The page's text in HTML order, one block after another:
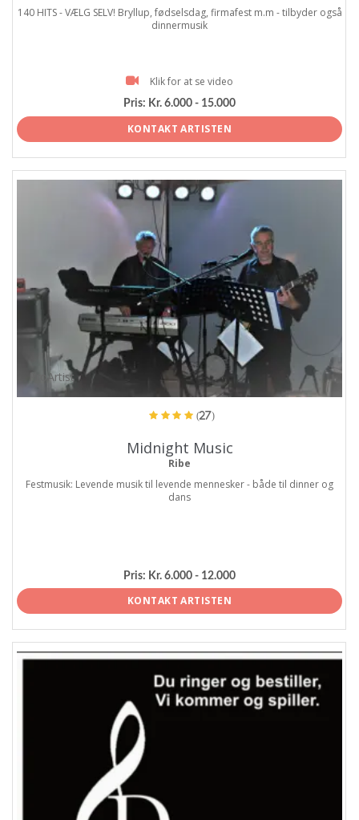
140 HITS - VÆLG SELV! Bryllup, fødselsdag, firmafest m.m - tilbyder også
dinnermusik
Klik for at se video
Pris: Kr. 6.000 - 15.000
KONTAKT ARTISTEN
ProArtist
(27)
Midnight Music
Ribe
Festmusik: Levende musik til levende mennesker - både til dinner og
dans
Pris: Kr. 6.000 - 12.000
KONTAKT ARTISTEN